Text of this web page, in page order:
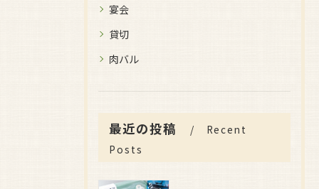
宴会
貸切
肉バル
最近の投稿
Recent
Posts